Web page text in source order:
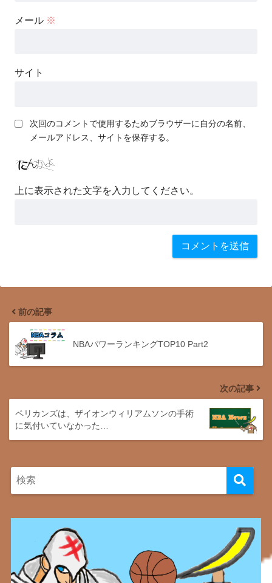
メール ※
サイト
次回のコメントで使用するためブラウザーに自分の名前、
メールアドレス、サイトを保存する。
上に表示された文字を入力してください。
前の記事
NBAパワーランキングTOP10 Part2
次の記事
ペリカンズは、ザイオンウィリアムソンの手術
に気付いていなかった…